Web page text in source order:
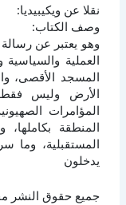
نقلا عن ويكيبيديا:
وصف الكتاب:
وهو يعتبر عن رسالة
العملية
المسجد الأقصى،
الأرض وليس
المؤامرات
المنطقة
المستقبلية، وما
يدخلون
جميع حقوق النشر